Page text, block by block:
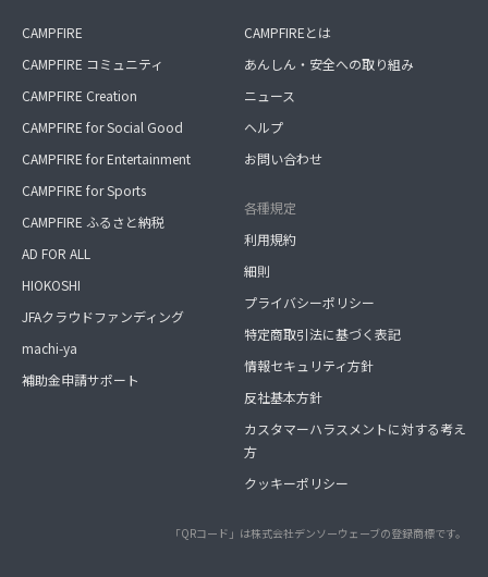
CAMPFIRE
CAMPFIRE コミュニティ
CAMPFIRE Creation
CAMPFIRE for Social Good
CAMPFIRE for Entertainment
CAMPFIRE for Sports
CAMPFIRE ふるさと納税
AD FOR ALL
HIOKOSHI
JFAクラウドファンディング
machi-ya
補助金申請サポート
CAMPFIREとは
あんしん・安全への取り組み
ニュース
ヘルプ
お問い合わせ
各種規定
利用規約
細則
プライバシーポリシー
特定商取引法に基づく表記
情報セキュリティ方針
反社基本方針
カスタマーハラスメントに対する考え
方
クッキーポリシー
「QRコード」は株式会社デンソーウェーブの登録商標です。